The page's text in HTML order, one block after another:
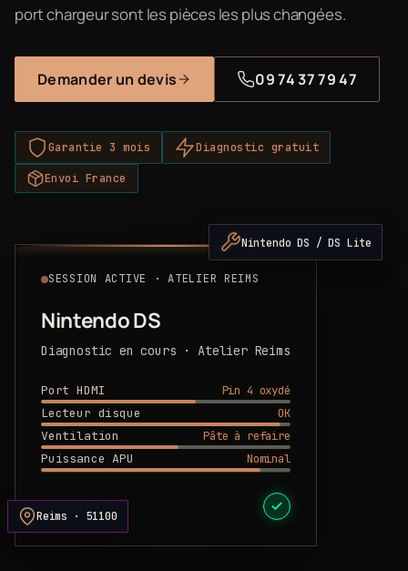
port chargeur sont les pièces les plus changées.
Demander un devis 09 74 37 79 47
Garantie 3 mois Diagnostic gratuit
Envoi France
SESSION ACTIVE · ATELIER REIMS
Nintendo DS
Diagnostic en cours · Atelier Reims
Port HDMI
Pin 4 oxydé
Lecteur disque
OK
Ventilation
Pâte à refaire
Puissance APU
Nominal
Nintendo DS / DS Lite
Reims · 51100